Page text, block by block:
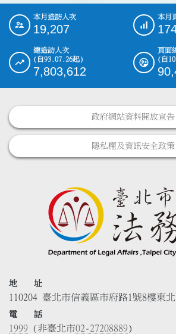
::: 本月造訪人次
19,207
本月
總造訪人次
(自93.07.26起)
7,803,612
頁面
(自
政府網站資料開放宣告
隱私權及資訊安全政策
地 址
110204 臺北市信義區市府路1號8樓東
電 話
1999 (非臺北市02-27208889)